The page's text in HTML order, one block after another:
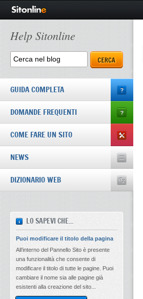
Help Sitonline
GUIDA COMPLETA
DOMANDE FREQUENTI
COME FARE UN SITO
NEWS
DIZIONARIO WEB
LO SAPEVI CHE...
Puoi modificare il titolo della pagina
All’interno del Pannello Sito è presente
una funzionalità che consente di
modificare il titolo di tutte le pagine. Puoi
cambiare il nome sia alle pagine già
esistenti alla creazione del sito...